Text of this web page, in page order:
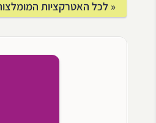
« לכל האטרקציות